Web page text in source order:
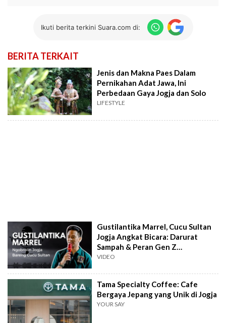
Ikuti berita terkini Suara.com di:
BERITA TERKAIT
Jenis dan Makna Paes Dalam
Pernikahan Adat Jawa, Ini
Perbedaan Gaya Jogja dan Solo
LIFESTYLE
Gustilantika Marrel, Cucu Sultan
Jogja Angkat Bicara: Darurat
Sampah & Peran Gen Z
Selamatkan Jogja!
VIDEO
Tama Specialty Coffee: Cafe
Bergaya Jepang yang Unik di Jogja
YOUR SAY